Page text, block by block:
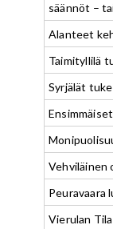
säännöt –
Alanteet
Taimityllilä
Syrjälät
Vehviläinen
Peuravaara
Vierulan